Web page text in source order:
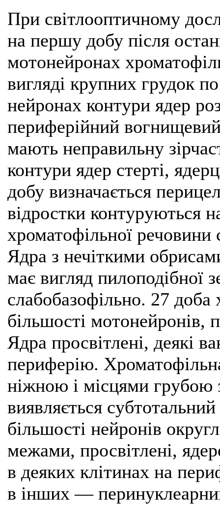
При світлооптичному
на першу добу після
мотонейронах
вигляді крупних грудок
нейронах контури ядер
периферійний
мають неправильну
контури ядер стерті,
добу визначається
відростки контуруються
хроматофільної
Ядра з нечіткими
має вигляд пилоподібної
слабобазофільно. 27 доба
більшості
Ядра просвітлені, деякі
периферію.
ніжною і місцями грубою
виявляється
більшості нейронів
межами, просвітлені,
в деяких клітинах на
в інших —